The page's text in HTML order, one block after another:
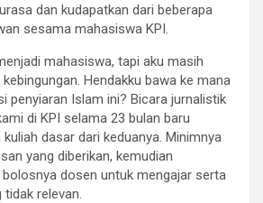
dan kudapatkan dari beberapa
sesama mahasiswa KPI.
mahasiswa, tapi aku masih
Hendakku bawa ke mana
penyiaran Islam ini? Bicara jurnalistik
di KPI selama 23 bulan baru
dasar dari keduanya. Minimnya
yang diberikan, kemudian
dosen untuk mengajar serta
relevan.